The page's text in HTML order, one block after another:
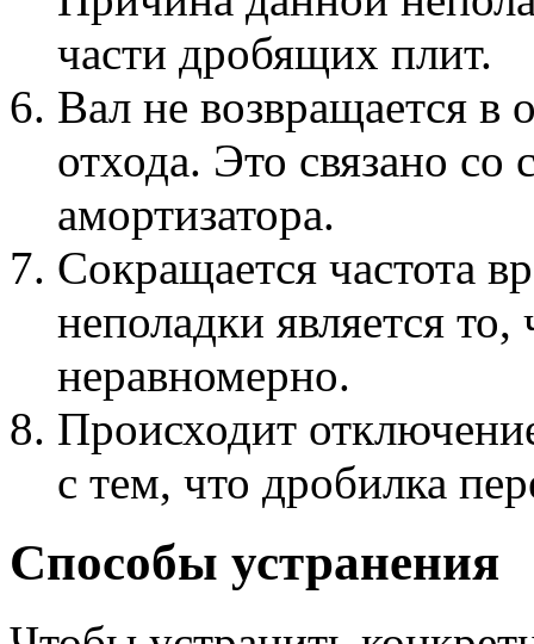
части дробящих плит.
Вал не возвращается в
отхода. Это связано
амортизатора.
Сокращается частота
неполадки является то,
неравномерно.
Происходит
с тем, что дробилка
Способы устранения